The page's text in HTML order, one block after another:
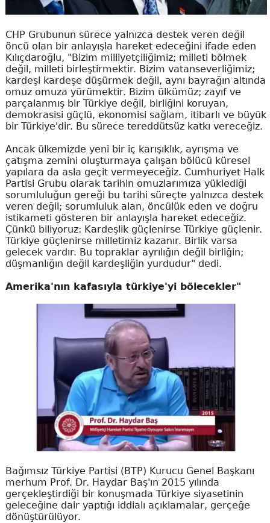
CHP Grubunun sürece yalnızca destek veren değil
öncü olan bir anlayışla hareket edeceğini ifade eden
Kılıçdaroğlu, "Bizim milliyetçiliğimiz; milleti bölmek
değil, milleti birleştirmektir. Bizim vatanseverliğimiz;
kardeşi kardeşe düşürmek değil, aynı bayrağın altında
omuz omuza yürümektir. Bizim ülkümüz; zayıf ve
parçalanmış bir Türkiye değil, birliğini koruyan,
demokrasisi güçlü, ekonomisi sağlam, itibarlı ve büyük
bir Türkiye'dir. Bu sürece tereddütsüz katkı vereceğiz.
Ancak ülkemizde yeni bir iç karışıklık, ayrışma ve
çatışma zemini oluşturmaya çalışan bölücü küresel
yapılara da asla geçit vermeyeceğiz. Cumhuriyet Halk
Partisi Grubu olarak tarihin omuzlarımıza yüklediği
sorumluluğun gereği bu tarihi süreçte yalnızca destek
veren değil; sorumluluk alan, öncülük eden ve doğru
istikameti gösteren bir anlayışla hareket edeceğiz.
Çünkü biliyoruz: Kardeşlik güçlenirse Türkiye güçlenir.
Türkiye güçlenirse milletimiz kazanır. Birlik varsa
gelecek vardır. Bu topraklar ayrılığın değil birliğin;
düşmanlığın değil kardeşliğin yurdudur" dedi.
Amerika'nın kafasıyla türkiye'yi bölecekler"
Bağımsız Türkiye Partisi (BTP) Kurucu Genel Başkanı
merhum Prof. Dr. Haydar Baş'ın 2015 yılında
gerçekleştirdiği bir konuşmada Türkiye siyasetinin
geleceğine dair yaptığı iddialı açıklamalar, gerçeğe
dönüştürülüyor.